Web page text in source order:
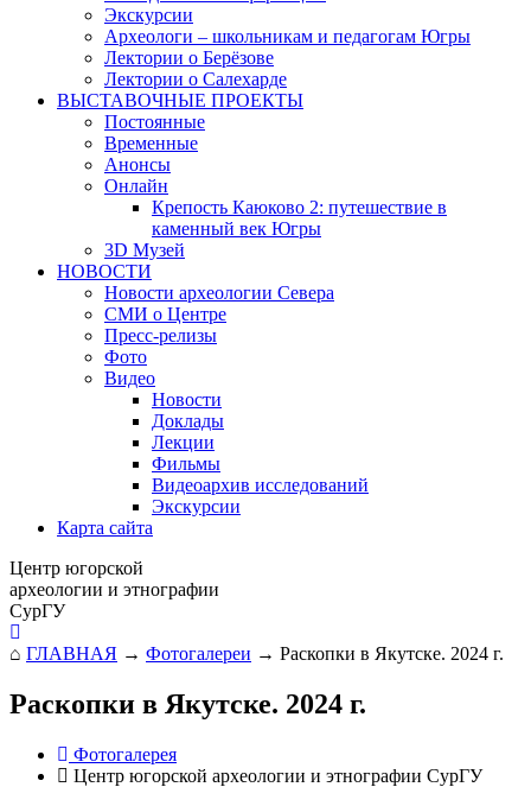
Экскурсии
Археологи – школьникам и педагогам Югры
Лектории о Берёзове
Лектории о Салехарде
ВЫСТАВОЧНЫЕ ПРОЕКТЫ
Постоянные
Временные
Анонсы
Онлайн
Крепость Каюково 2: путешествие в
каменный век Югры
3D Музей
НОВОСТИ
Новости археологии Севера
СМИ о Центре
Пресс-релизы
Фото
Видео
Новости
Доклады
Лекции
Фильмы
Видеоархив исследований
Экскурсии
Карта сайта
Центр югорской
археологии и этнографии
СурГУ
⌂ ГЛАВНАЯ → Фотогалереи → Раскопки в Якутске. 2024 г.
Раскопки в Якутске. 2024 г.
Фотогалерея
Центр югорской археологии и этнографии СурГУ